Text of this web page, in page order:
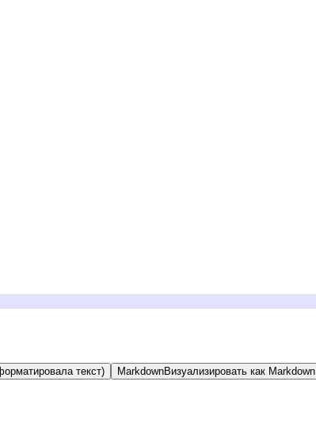
текст) MarkdownВизуализировать как Markdown